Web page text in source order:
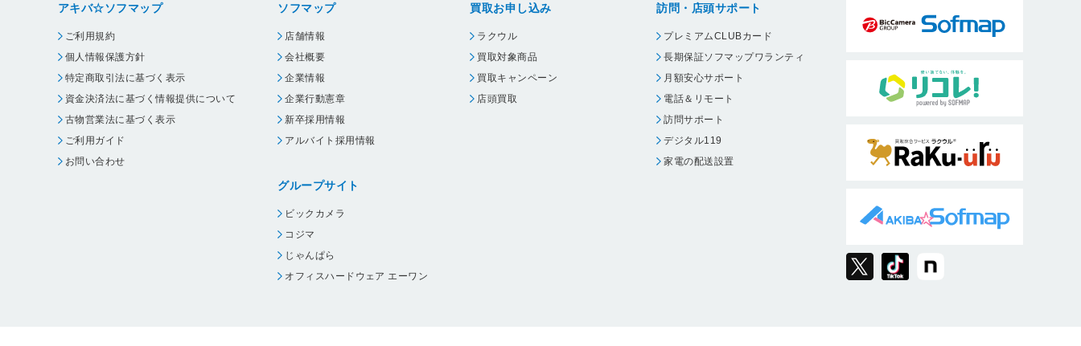
アキバ☆ソフマップ
ご利用規約
個人情報保護方針
特定商取引法に基づく表示
資金決済法に基づく情報提供について
古物営業法に基づく表示
ご利用ガイド
お問い合わせ
ソフマップ
店舗情報
会社概要
企業情報
企業行動憲章
新卒採用情報
アルバイト採用情報
グループサイト
ビックカメラ
コジマ
じゃんぱら
オフィスハードウェア エーワン
買取お申し込み
ラクウル
買取対象商品
買取キャンペーン
店頭買取
訪問・店頭サポート
プレミアムCLUBカード
長期保証ソフマップワランティ
月額安心サポート
電話＆リモート
訪問サポート
デジタル119
家電の配送設置